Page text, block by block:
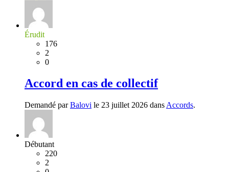
Érudit
176
2
0
Accord en cas de collectif
Demandé parBalovi le 23 juillet 2026 dans Accords.
Débutant
220
2